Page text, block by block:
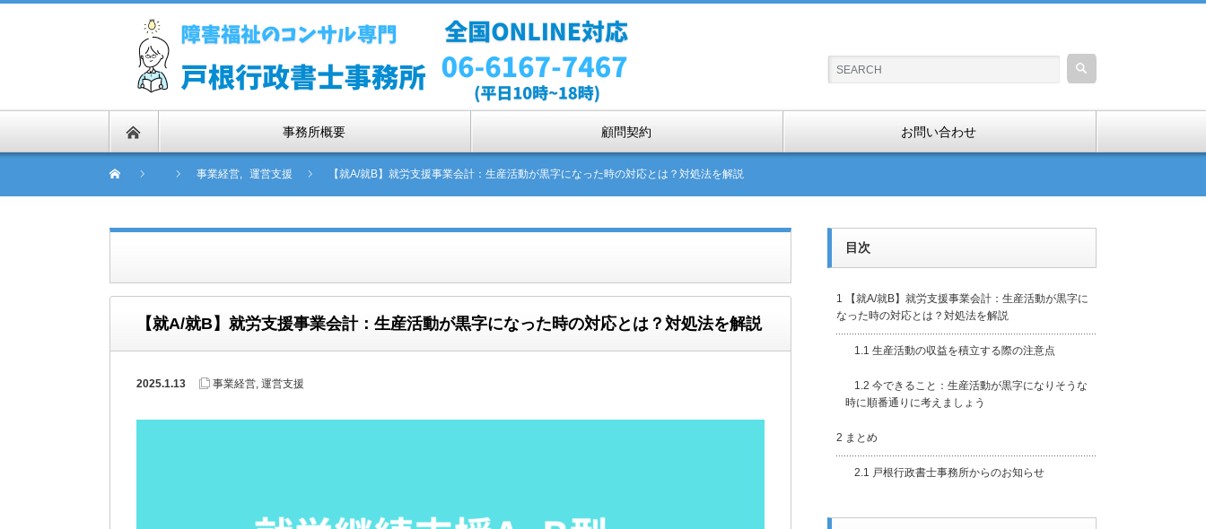
事務所概要 顧問契約 お問い合わせ
事業経営, 運営支援 【就A/就B】就労支援事業会計：生産活動が黒字になった時の対応とは？対処法を解説
【就A/就B】就労支援事業会計：生産活動が黒字になった時の対応とは？対処法を解説
2025.1.13 事業経営, 運営支援
目次
1 【就A/就B】就労支援事業会計：生産活動が黒字に
なった時の対応とは？対処法を解説
1.1 生産活動の収益を積立する際の注意点
1.2 今できること：生産活動が黒字になりそうな
時に順番通りに考えましょう
2 まとめ
2.1 戸根行政書士事務所からのお知らせ